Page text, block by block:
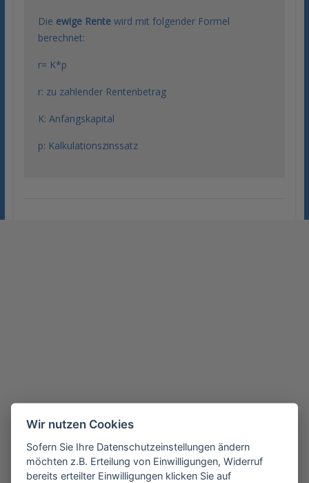
Die ewige Rentewird mit folgender Formel
berechnet:
r= K*p
r: zu zahlender Rentenbetrag
K: Anfangskapital
p: Kalkulationszinssatz
Wir nutzen Cookies
Sofern Sie Ihre Datenschutzeinstellungen ändern
möchten z.B. Erteilung von Einwilligungen, Widerruf
bereits erteilter Einwilligungen klicken Sie auf